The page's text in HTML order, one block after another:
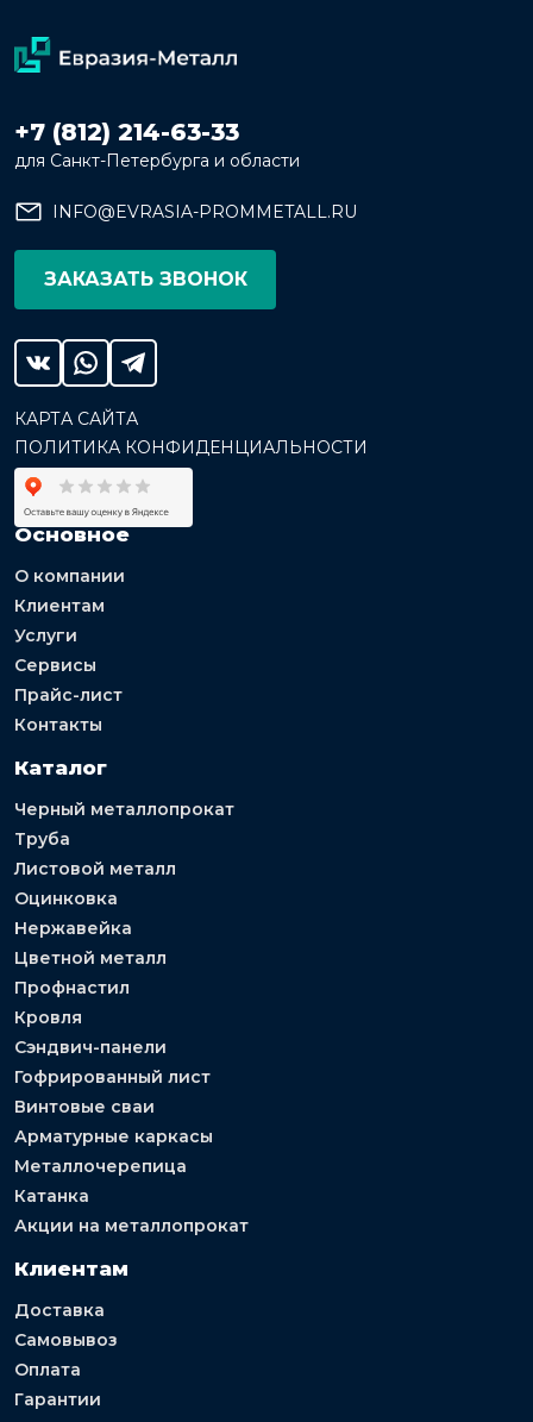
+7 (812) 214-63-33
для Санкт-Петербурга и области
INFO@EVRASIA-PROMMETALL.RU
ЗАКАЗАТЬ ЗВОНОК
КАРТА САЙТА
ПОЛИТИКА КОНФИДЕНЦИАЛЬНОСТИ
Основное
О компании
Клиентам
Услуги
Сервисы
Прайс-лист
Контакты
Каталог
Черный металлопрокат
Труба
Листовой металл
Оцинковка
Нержавейка
Цветной металл
Профнастил
Кровля
Сэндвич-панели
Гофрированный лист
Винтовые сваи
Арматурные каркасы
Металлочерепица
Катанка
Акции на металлопрокат
Клиентам
Доставка
Самовывоз
Оплата
Гарантии